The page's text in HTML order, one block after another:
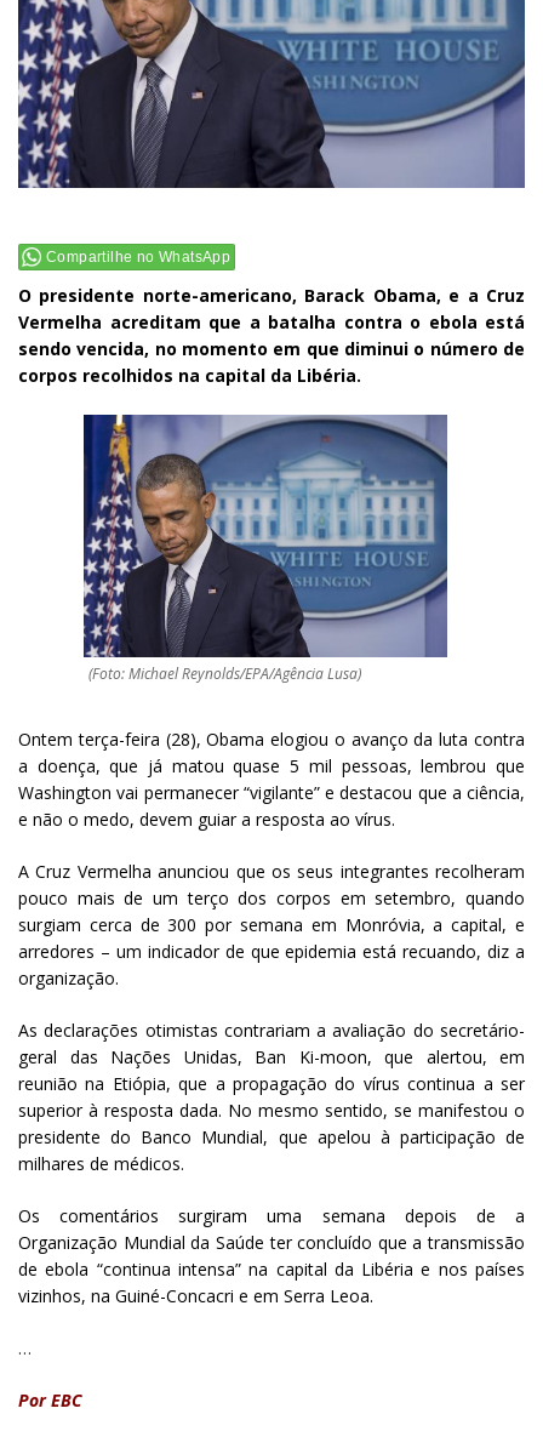
Compartilhe no WhatsApp
O presidente norte-americano, Barack Obama, e a Cruz
Vermelha acreditam que a batalha contra o ebola está
sendo vencida, no momento em que diminui o número de
corpos recolhidos na capital da Libéria.
(Foto: Michael Reynolds/EPA/Agência Lusa)
Ontem terça-feira (28), Obama elogiou o avanço da luta contra
a doença, que já matou quase 5 mil pessoas, lembrou que
Washington vai permanecer “vigilante” e destacou que a ciência,
e não o medo, devem guiar a resposta ao vírus.
A Cruz Vermelha anunciou que os seus integrantes recolheram
pouco mais de um terço dos corpos em setembro, quando
surgiam cerca de 300 por semana em Monróvia, a capital, e
arredores – um indicador de que epidemia está recuando, diz a
organização.
As declarações otimistas contrariam a avaliação do secretário-
geral das Nações Unidas, Ban Ki-moon, que alertou, em
reunião na Etiópia, que a propagação do vírus continua a ser
superior à resposta dada. No mesmo sentido, se manifestou o
presidente do Banco Mundial, que apelou à participação de
milhares de médicos.
Os comentários surgiram uma semana depois de a
Organização Mundial da Saúde ter concluído que a transmissão
de ebola “continua intensa” na capital da Libéria e nos países
vizinhos, na Guiné-Concacri e em Serra Leoa.
…
Por EBC